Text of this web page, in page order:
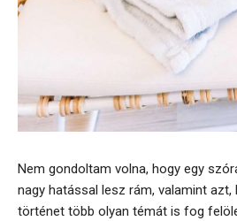
Nem gondoltam volna, hogy egy
nagy hatással lesz rám, valamint
történet több olyan témát is fog